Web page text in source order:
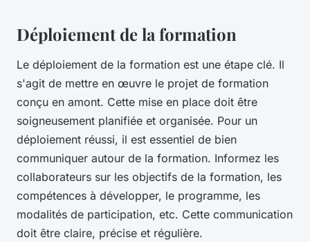
Déploiement de la formation
Le déploiement de la formation est une étape clé. Il
s'agit de mettre en œuvre le projet de formation
conçu en amont. Cette mise en place doit être
soigneusement planifiée et organisée. Pour un
déploiement réussi, il est essentiel de bien
communiquer autour de la formation. Informez les
collaborateurs sur les objectifs de la formation, les
compétences à développer, le programme, les
modalités de participation, etc. Cette communication
doit être claire, précise et régulière.